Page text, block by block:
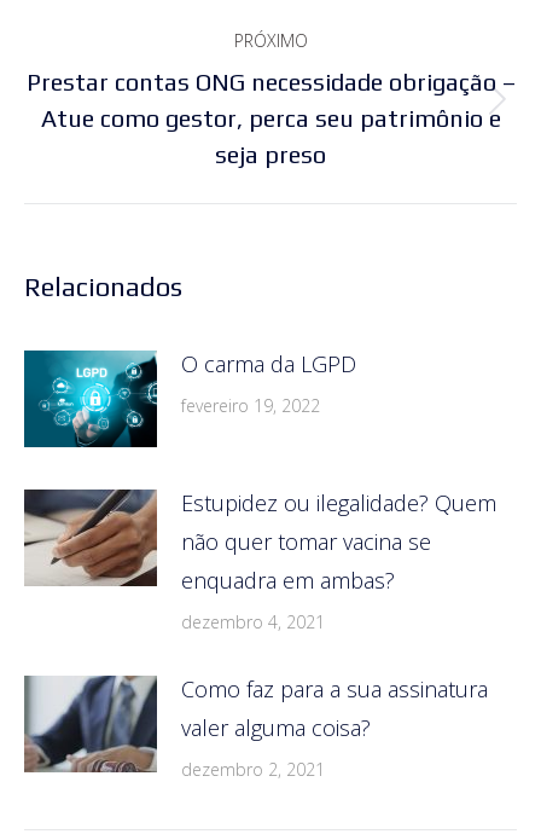
PRÓXIMO
Próximo
post:
Prestar contas ONG necessidade obrigação –
Atue como gestor, perca seu patrimônio e
seja preso
Relacionados
O carma da LGPD
fevereiro 19, 2022
Estupidez ou ilegalidade? Quem
não quer tomar vacina se
enquadra em ambas?
dezembro 4, 2021
Como faz para a sua assinatura
valer alguma coisa?
dezembro 2, 2021